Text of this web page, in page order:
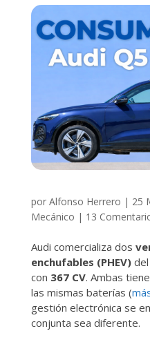
por Alfonso Herrero | 25
Mecánico | 13
Audi comercializa dos
enchufables (PHEV)
con 367 CV. Ambas
las mismas baterías (
gestión electrónica se
conjunta sea diferente.